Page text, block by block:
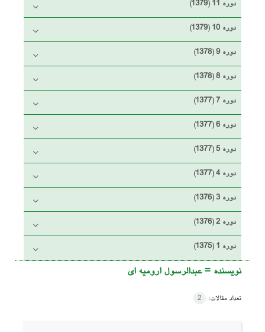
دوره 11 (1379)
دوره 10 (1379)
دوره 9 (1378)
دوره 8 (1378)
دوره 7 (1377)
دوره 6 (1377)
دوره 5 (1377)
دوره 4 (1377)
دوره 3 (1376)
دوره 2 (1376)
دوره 1 (1375)
نویسنده =عبدالرسول ارومیه ای
تعداد مقالات: 2